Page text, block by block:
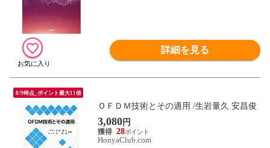
詳細を見る
8/9時点_ポイント最大11倍
ＯＦＤＭ技術とその適用 /生岩量久 安昌俊
3,080円
28
HonyaClub.com